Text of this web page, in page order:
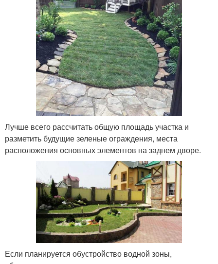
Лучше всего рассчитать общую площадь участка и
разметить будущие зеленые ограждения, места
расположения основных элементов на заднем дворе.
Если планируется обустройство водной зоны,